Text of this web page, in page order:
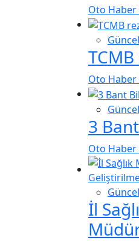
Oto Haber
Güncel
Oto Haber
Güncel
3
Oto Haber
Güncel
İl